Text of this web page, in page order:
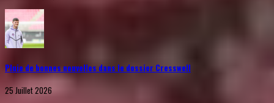
Pluie de bonnes nouvelles dans le dossier Cresswell
25 Juillet 2026